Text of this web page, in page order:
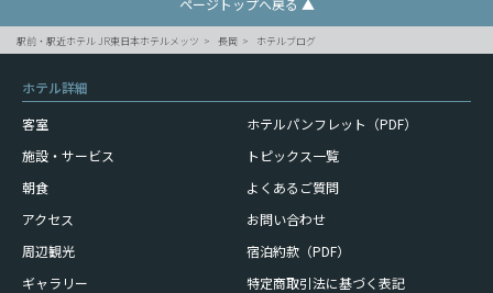
ページトップへ戻る ▲
駅前・駅近ホテル JR東日本ホテルメッツ 長岡 ホテルブログ
ホテル詳細
客室
施設・サービス
朝食
アクセス
周辺観光
ギャラリー
ホテルパンフレット（PDF）
トピックス一覧
よくあるご質問
お問い合わせ
宿泊約款（PDF）
特定商取引法に基づく表記